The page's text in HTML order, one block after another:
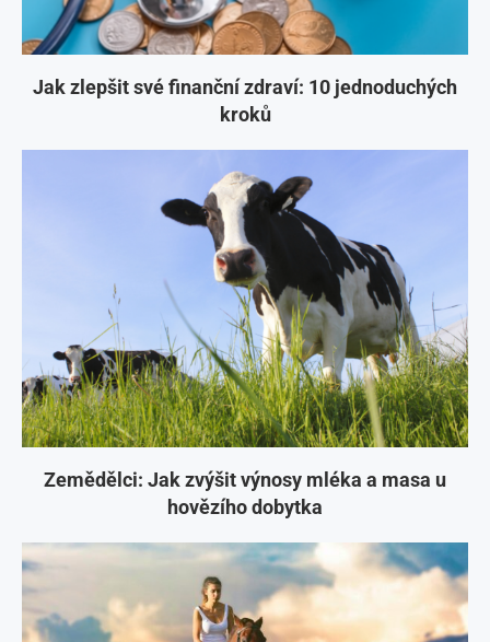
Jak zlepšit své finanční zdraví: 10 jednoduchých
kroků
Zemědělci: Jak zvýšit výnosy mléka a masa u
hovězího dobytka